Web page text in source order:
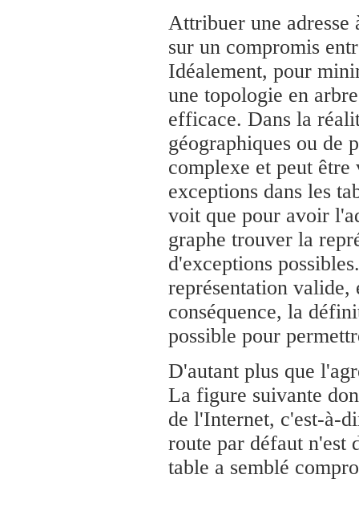
Attribuer une adresse
sur un compromis
Idéalement, pour
une topologie en
efficace. Dans la
géographiques ou de
complexe et peut
exceptions dans les
voit que pour avoir
graphe trouver la
d'exceptions
représentation valide,
conséquence, la
possible pour
D'autant plus que
La figure suivante
de l'Internet, c'est-à-
route par défaut n'est
table a semblé